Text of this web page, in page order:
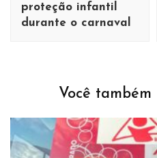
proteção infantil
durante o carnaval
Você também